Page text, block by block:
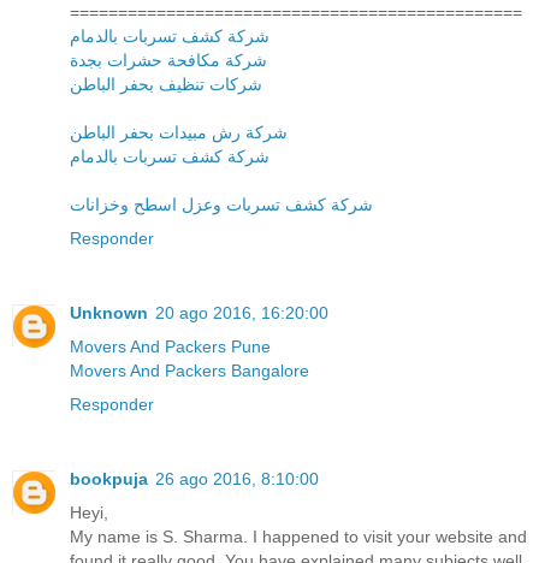
===============================================
شركة كشف تسربات بالدمام
شركة مكافحة حشرات بجدة
شركات تنظيف بحفر الباطن
شركة رش مبيدات بحفر الباطن
شركة كشف تسربات بالدمام
شركة كشف تسربات وعزل اسطح وخزانات
Responder
Unknown 20 ago 2016, 16:20:00
Movers And Packers Pune
Movers And Packers Bangalore
Responder
bookpuja 26 ago 2016, 8:10:00
Heyi,
My name is S. Sharma. I happened to visit your website and